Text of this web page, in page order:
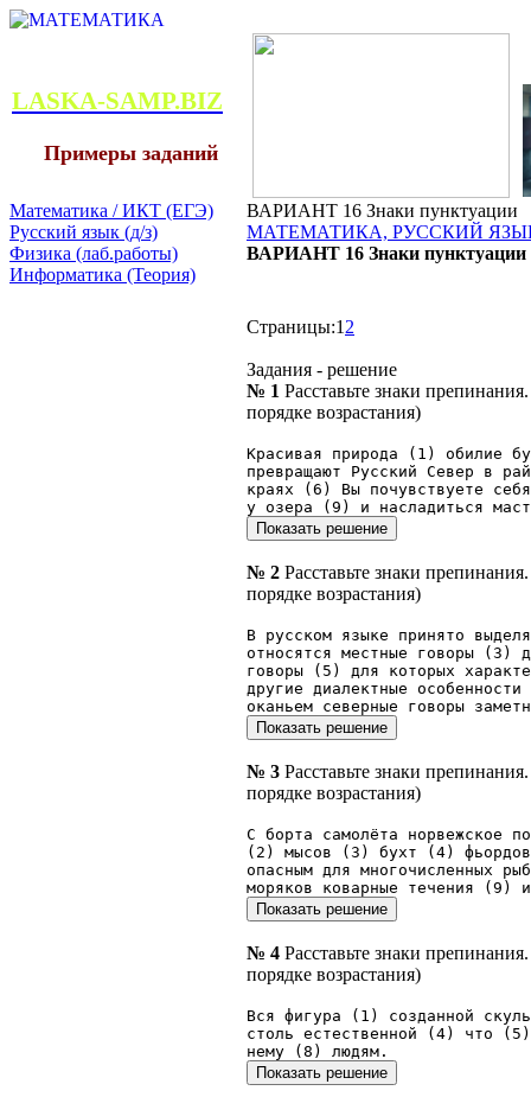
LASKA-SAMP.BIZ
Примеры заданий
Математика / ИКТ (ЕГЭ)
Русский язык (д/з)
Физика (лаб.работы)
Информатика (Теория)
ВАРИАНТ 16 Знаки пунктуации
МАТЕМАТИКА, РУССКИЙ
ВАРИАНТ 16 Знаки пунктуации
Страницы:1 2
Задания - решение
№ 1 Расставьте знаки
порядке возрастания)
Красивая природа (1) обилие
превращают Русский Север в
краях (6) Вы почувствуете
у озера (9) и насладиться
№ 2 Расставьте знаки
порядке возрастания)
В русском языке принято
относятся местные говоры (3)
говоры (5) для которых
другие диалектные
оканьем северные говоры
№ 3 Расставьте знаки
порядке возрастания)
С борта самолёта норвежское
(2) мысов (3) бухт (4)
опасным для многочисленных
моряков коварные течения (9)
№ 4 Расставьте знаки
порядке возрастания)
Вся фигура (1) созданной
столь естественной (4) что
нему (8) людям.